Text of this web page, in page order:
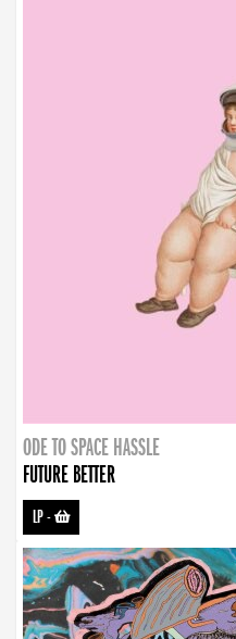
ODE TO SPACE HASSLE
FUTURE BETTER
LP-